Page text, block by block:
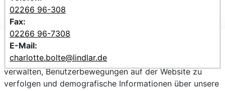
02266 96-308
Fax:
02266 96-7308
E-Mail:
charlotte.bolte@lindlar.de
Wir verwenden Cookies, um personalisierte Inhalte
bereitzustellen, Trends zu analysieren, die Website zu
verwalten, Benutzerbewegungen auf der Website zu
verfolgen und demografische Informationen über unsere